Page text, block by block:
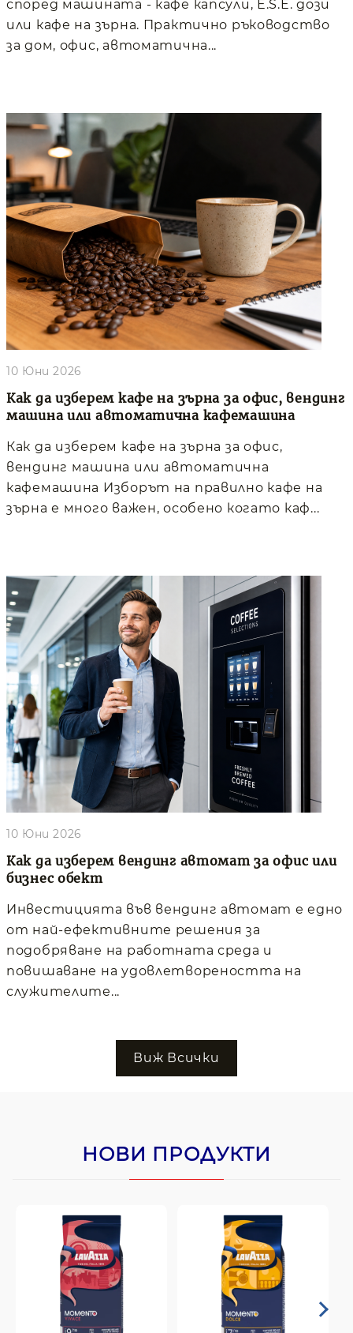
според машината - кафе капсули, E.S.E. дози
или кафе на зърна. Практично ръководство
за дом, офис, автоматична...
Как да изберем кафе на зърна за офис, вендинг
машина или автоматична кафемашина
10 Юни 2026
Как да изберем кафе на зърна за офис,
вендинг машина или автоматична
кафемашина Изборът на правилно кафе на
зърна е много важен, особено когато каф...
Как да изберем вендинг автомат за офис или
бизнес обект
10 Юни 2026
Инвестицията във вендинг автомат е едно
от най-ефективните решения за
подобряване на работната среда и
повишаване на удовлетвореността на
служителите...
Виж Всички
НОВИ ПРОДУКТИ